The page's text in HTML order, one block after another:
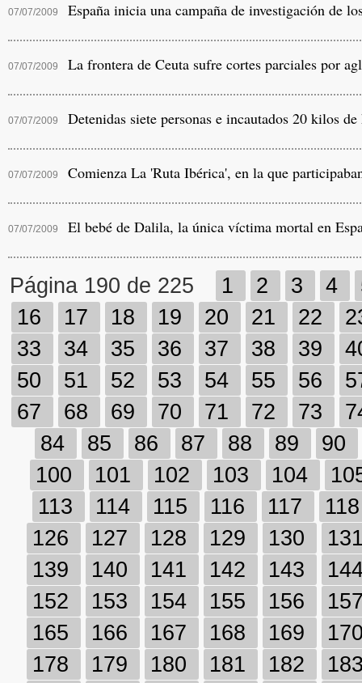
07/07/2009 España inicia una campaña de investigación de
07/07/2009 La frontera de Ceuta sufre cortes parciales por
07/07/2009 Detenidas siete personas e incautados 20 kilos
07/07/2009 Comienza La 'Ruta Ibérica', en la que
07/07/2009 El bebé de Dalila, la única víctima mortal en
Página 190 de 225 1 2 3 4
16
17 18 19 20 21 22
33
34 35 36 37 38 39
50
51 52 53 54 55 56
67
68 69 70 71 72 73
84
85 86 87 88 89
90
100
101 102 103 104
113
114 115 116 117
126
127 128 129 130
139
140 141 142 143
152
153 154 155 156
165
166 167 168 169
178
179 180 181 182